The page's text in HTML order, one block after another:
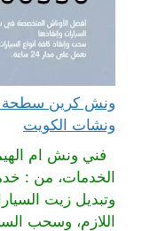
ونشات الكويت
فني ونش ام
الخدمات، من :
وتبديل زيت
اللازم، وسحب